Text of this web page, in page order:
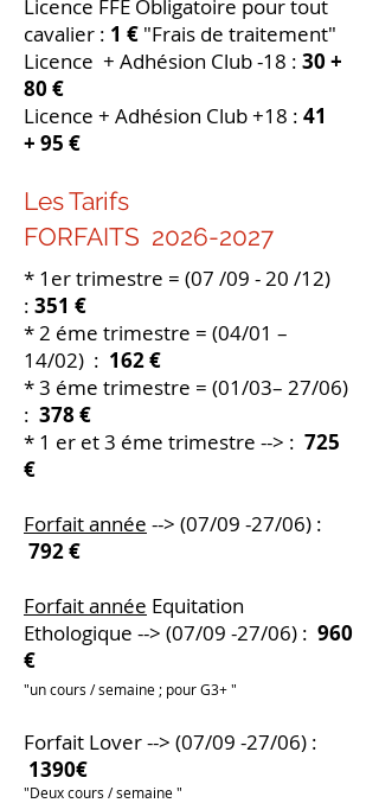
Licence FFE Obligatoire pour tout
cavalier : 1 € "Frais de traitement"
Licence + Adhésion Club -18 : 30 +
80 €
Licence + Adhésion Club +18 : 41
+ 95 €
Les Tarifs
FORFAITS 2026-2027
* 1er trimestre = (07 /09 - 20 /12)
: 351 €
* 2 éme trimestre = (04/01 –
14/02) : 162 €
* 3 éme trimestre = (01/03– 27/06)
: 378 €
* 1 er et 3 éme trimestre --> : 725
€
Forfait année --> (07/09 -27/06) :
792 €
Forfait année Equitation
Ethologique --> (07/09 -27/06) : 960
€
"un cours / semaine ; pour G3+ "
Forfait Lover --> (07/09 -27/06) :
1390€
"Deux cours / semaine "